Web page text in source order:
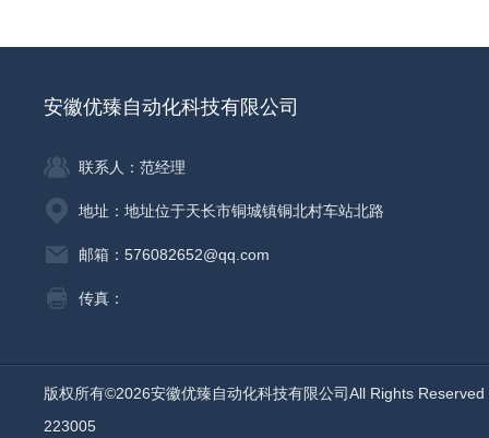
安徽优臻自动化科技有限公司
联系人：范经理
地址：地址位于天长市铜城镇铜北村车站北路
邮箱：576082652@qq.com
传真：
版权所有©2026安徽优臻自动化科技有限公司All Rights
223005